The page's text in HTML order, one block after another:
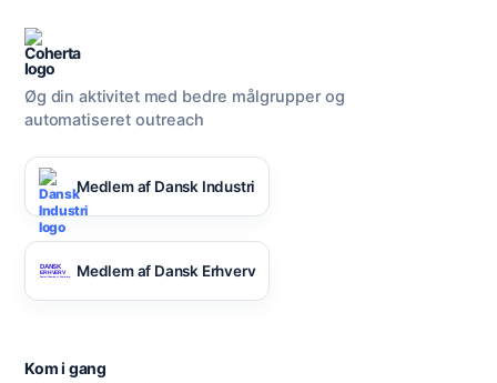
Øg din aktivitet med bedre målgrupper og
automatiseret outreach
Medlem af Dansk Industri
Medlem af Dansk Erhverv
Kom i gang